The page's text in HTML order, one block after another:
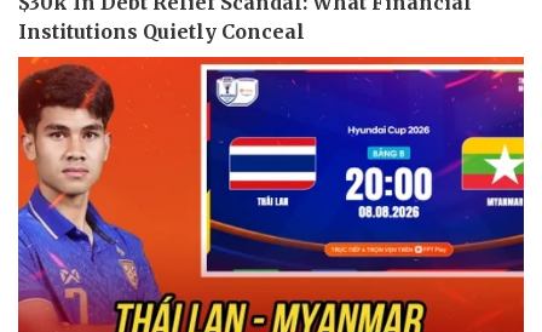
Thể thao
Bóng đá
Ô tô